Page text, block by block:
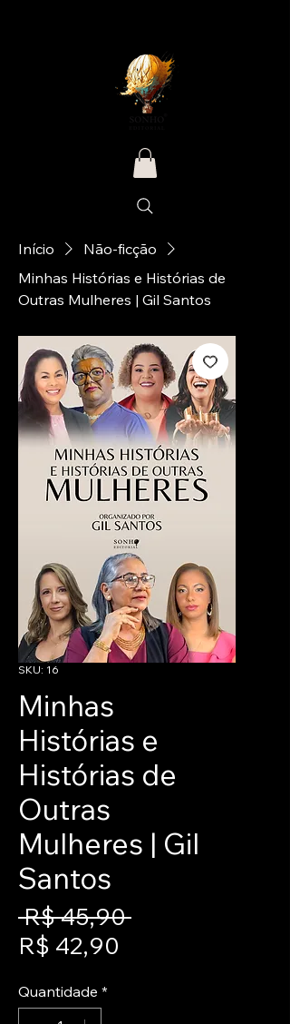
Início
Não-ficção
Minhas Histórias e Histórias de
Outras Mulheres | Gil Santos
SKU: 16
Minhas
Histórias e
Histórias de
Outras
Mulheres | Gil
Santos
R$ 45,90 Preço
R$ 42,90
Quantidade *